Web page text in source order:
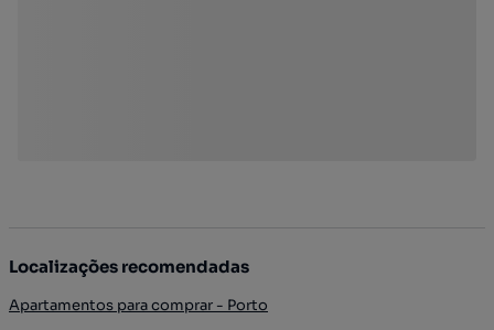
Localizações recomendadas
Apartamentos para comprar - Porto